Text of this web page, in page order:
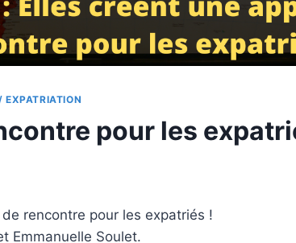
EXPATRIATION
pour les
rencontre pour les expatriés !
Emmanuelle Soulet.